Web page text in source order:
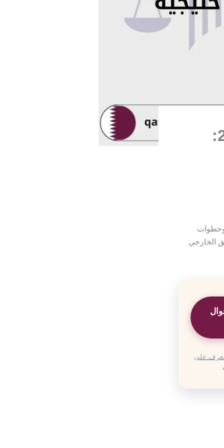
شروط زواج القطري من خليجية في 2025:
وخطوات
الخارجي
على